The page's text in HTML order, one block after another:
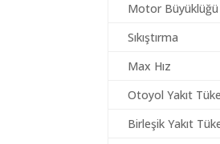
Motor Büyüklüğü
Sıkıştırma
Max Hız
Otoyol Yakıt
Birleşik Yakıt